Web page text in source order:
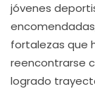
jóvenes
fortalezas que
reencontrarse
logrado